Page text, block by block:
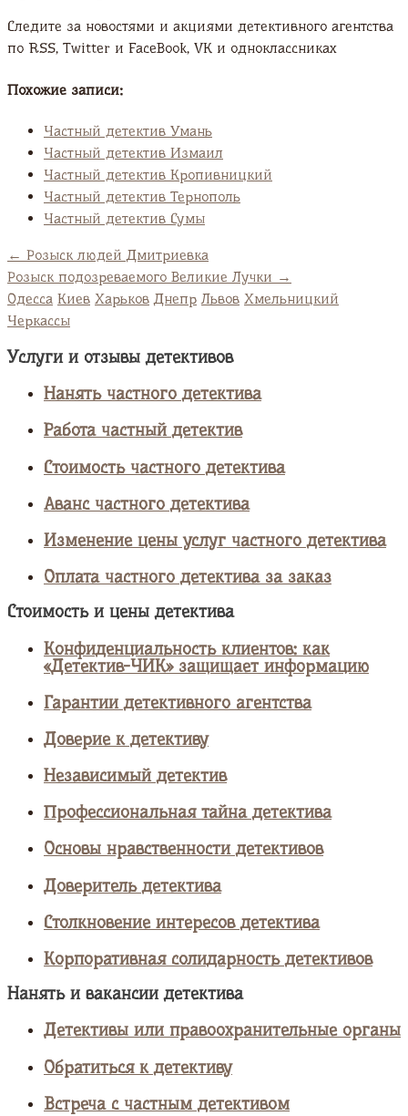
Следите за новостями и акциями детективного агентства
по RSS, Twitter и FaсeBook, VK и одноклассниках
Похожие записи:
Частный детектив Умань
Частный детектив Измаил
Частный детектив Кропивницкий
Частный детектив Тернополь
Частный детектив Сумы
← Розыск людей Дмитриевка
Розыск подозреваемого Великие Лучки →
Одесса Киев Харьков Днепр Львов Хмельницкий
Черкассы
Услуги и отзывы детективов
Нанять частного детектива
Работа частный детектив
Стоимость частного детектива
Аванс частного детектива
Изменение цены услуг частного детектива
Оплата частного детектива за заказ
Стоимость и цены детектива
Конфиденциальность клиентов: как
«Детектив-ЧИК» защищает информацию
Гарантии детективного агентства
Доверие к детективу
Независимый детектив
Профессиональная тайна детектива
Основы нравственности детективов
Доверитель детектива
Столкновение интересов детектива
Корпоративная солидарность детективов
Нанять и вакансии детектива
Детективы или правоохранительные органы
Обратиться к детективу
Встреча с частным детективом